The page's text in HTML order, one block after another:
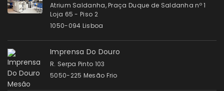
Atrium Saldanha, Praça Duque de Saldanha nº 1
Loja 65 - Piso 2
1050-094 Lisboa
Imprensa Do Douro
R. Serpa Pinto 103
5050-225 Mesão Frio